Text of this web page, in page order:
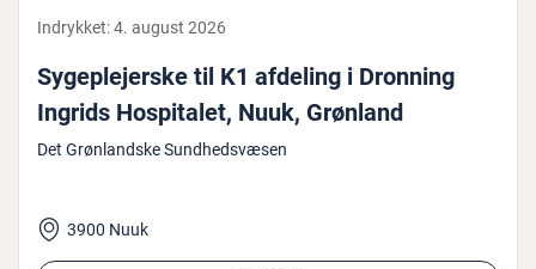
Indrykket:4. august 2026
Sy­geple­jer­ske til K1 afdeling i Dronning
Ingrids Ho­spi­ta­let, Nuuk, Grønland
Det Grønlandske Sundhedsvæsen
3900 Nuuk